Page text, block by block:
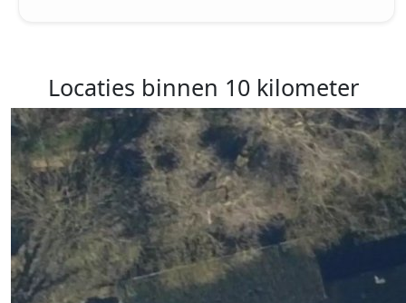
Locaties binnen 10 kilometer